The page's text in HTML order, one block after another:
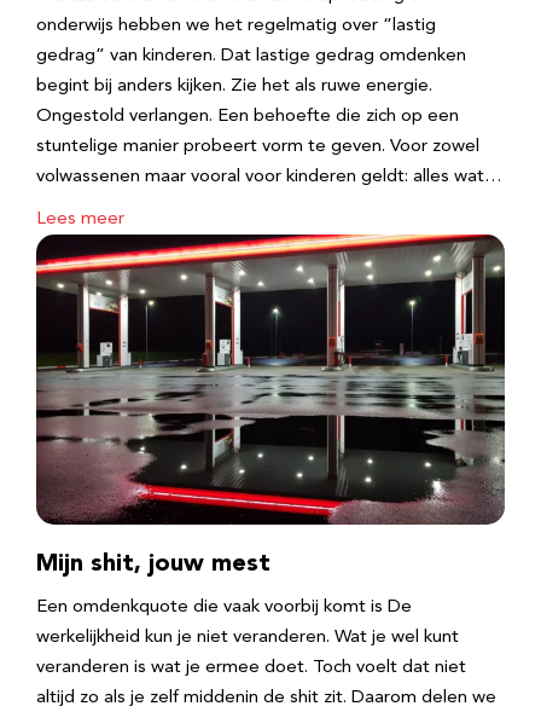
onderwijs hebben we het regelmatig over “lastig
gedrag” van kinderen. Dat lastige gedrag omdenken
begint bij anders kijken. Zie het als ruwe energie.
Ongestold verlangen. Een behoefte die zich op een
stuntelige manier probeert vorm te geven. Voor zowel
volwassenen maar vooral voor kinderen geldt: alles wat…
Lees meer
Mijn shit, jouw mest
Een omdenkquote die vaak voorbij komt is De
werkelijkheid kun je niet veranderen. Wat je wel kunt
veranderen is wat je ermee doet. Toch voelt dat niet
altijd zo als je zelf middenin de shit zit. Daarom delen we